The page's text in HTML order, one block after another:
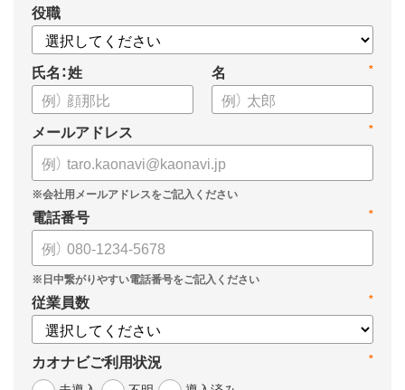
役職
氏名：姓 *
名
*
メールアドレス
*
電話番号
*
従業員数
*
カオナビご利用状況